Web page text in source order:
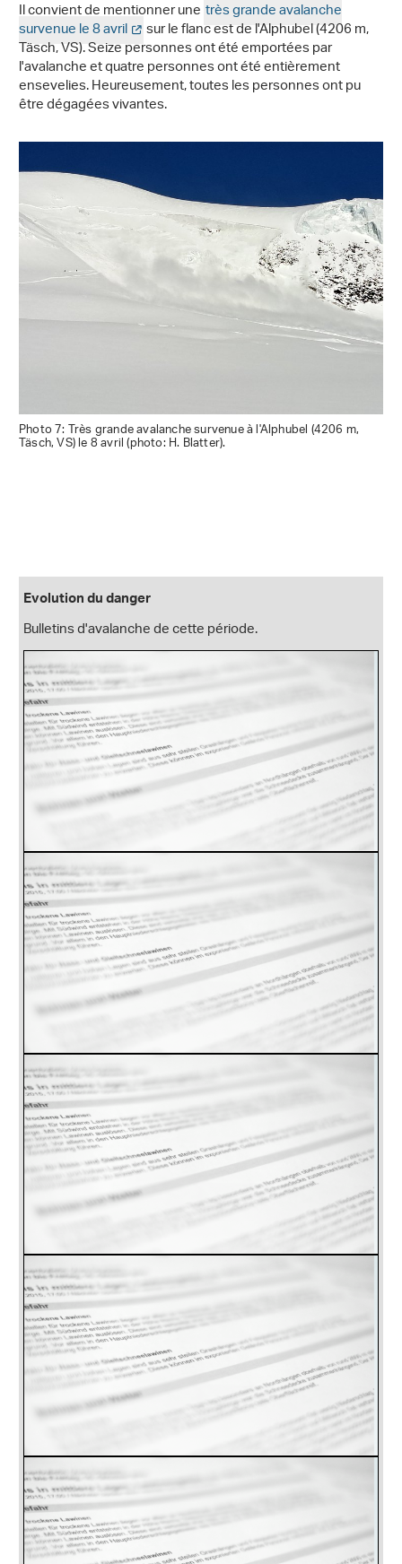
Il convient de mentionner unetrès grande avalanche
survenue le 8 avril sur le flanc est de l'Alphubel (4206 m,
Täsch, VS). Seize personnes ont été emportées par
l'avalanche et quatre personnes ont été entièrement
ensevelies. Heureusement, toutes les personnes ont pu
être dégagées vivantes.
Photo 7: Très grande avalanche survenue à l'Alphubel (4206 m,
Täsch, VS) le 8 avril (photo: H. Blatter).
Evolution du danger
Bulletins d'avalanche de cette période.